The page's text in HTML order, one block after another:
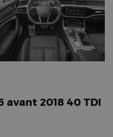
avant 2018 40 TDI